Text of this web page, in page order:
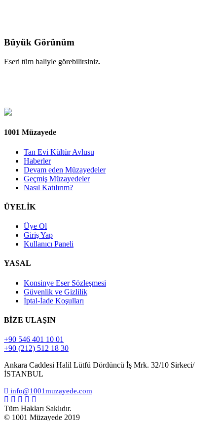
Büyük Görünüm
Eseri tüm haliyle görebilirsiniz.
1001 Müzayede
Tan Evi Kültür Avlusu
Haberler
Devam eden Müzayedeler
Geçmiş Müzayedeler
Nasıl Katılırım?
ÜYELİK
Üye Ol
Giriş Yap
Kullanıcı Paneli
YASAL
Konsinye Eser Sözleşmesi
Güvenlik ve Gizlilik
İptal-İade Koşulları
BİZE ULAŞIN
+90 546 401 10 01
+90 (212) 512 18 30
Ankara Caddesi Halil Lütfü Dördüncü İş Mrk. 32/10 Sirkeci/
İSTANBUL
info@1001muzayede.com
Tüm Hakları Saklıdır.
© 1001 Müzayede 2019